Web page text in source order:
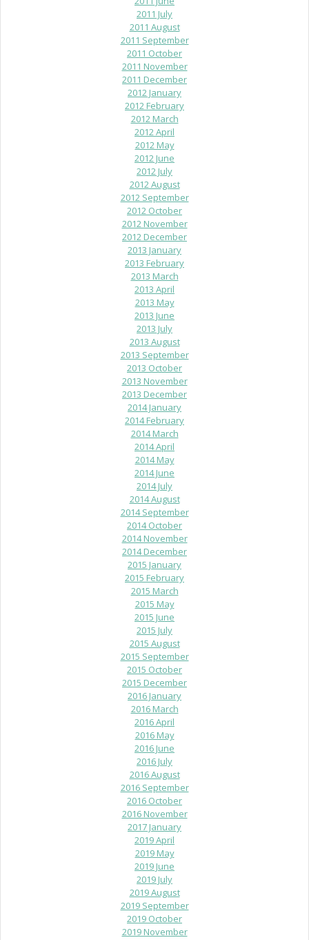
2011 July
2011 August
2011 September
2011 October
2011 November
2011 December
2012 January
2012 February
2012 March
2012 April
2012 May
2012 June
2012 July
2012 August
2012 September
2012 October
2012 November
2012 December
2013 January
2013 February
2013 March
2013 April
2013 May
2013 June
2013 July
2013 August
2013 September
2013 October
2013 November
2013 December
2014 January
2014 February
2014 March
2014 April
2014 May
2014 June
2014 July
2014 August
2014 September
2014 October
2014 November
2014 December
2015 January
2015 February
2015 March
2015 May
2015 June
2015 July
2015 August
2015 September
2015 October
2015 December
2016 January
2016 March
2016 April
2016 May
2016 June
2016 July
2016 August
2016 September
2016 October
2016 November
2017 January
2019 April
2019 May
2019 June
2019 July
2019 August
2019 September
2019 October
2019 November